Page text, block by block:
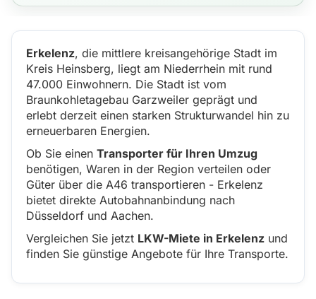
Erkelenz, die mittlere kreisangehörige Stadt im
Kreis Heinsberg, liegt am Niederrhein mit rund
47.000 Einwohnern. Die Stadt ist vom
Braunkohletagebau Garzweiler geprägt und
erlebt derzeit einen starken Strukturwandel hin zu
erneuerbaren Energien.
Ob Sie einen Transporter für Ihren Umzug
benötigen, Waren in der Region verteilen oder
Güter über die A46 transportieren - Erkelenz
bietet direkte Autobahnanbindung nach
Düsseldorf und Aachen.
Vergleichen Sie jetzt LKW-Miete in Erkelenz und
finden Sie günstige Angebote für Ihre Transporte.